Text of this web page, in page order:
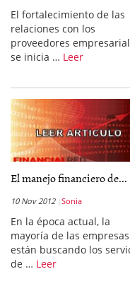
El fortalecimiento de las
relaciones con los
proveedores
se inicia … Leer
El manejo financiero de...
10 Nov 2012 Sonia
En la época actual, la
mayoría de las empresas
están buscando los
de … Leer